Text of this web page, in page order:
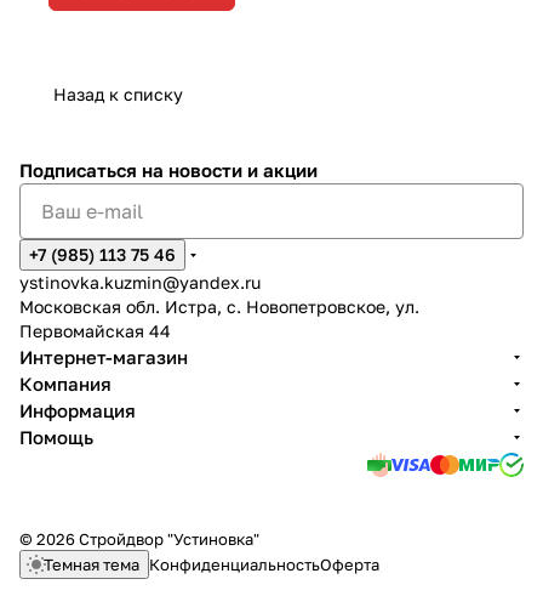
Назад к списку
Подписаться на новости и акции
+7 (985) 113 75 46
ystinovka.kuzmin@yandex.ru
Московская обл. Истра, с. Новопетровское, ул.
Первомайская 44
Интернет-магазин
Компания
Информация
Помощь
© 2026 Стройдвор "Устиновка"
Темная тема КонфиденциальностьОферта